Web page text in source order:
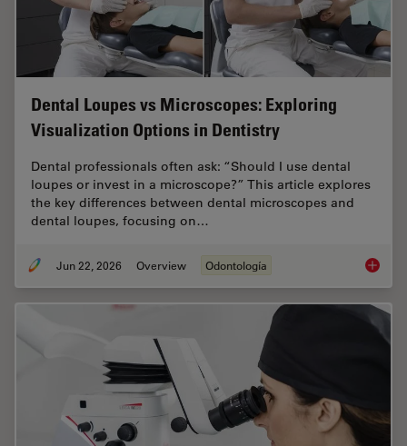
Dental Loupes vs Microscopes: Exploring
Visualization Options in Dentistry
Dental professionals often ask: “Should I use dental
loupes or invest in a microscope?” This article explores
the key differences between dental microscopes and
dental loupes, focusing on…
Jun 22, 2026 Overview Odontología Dental